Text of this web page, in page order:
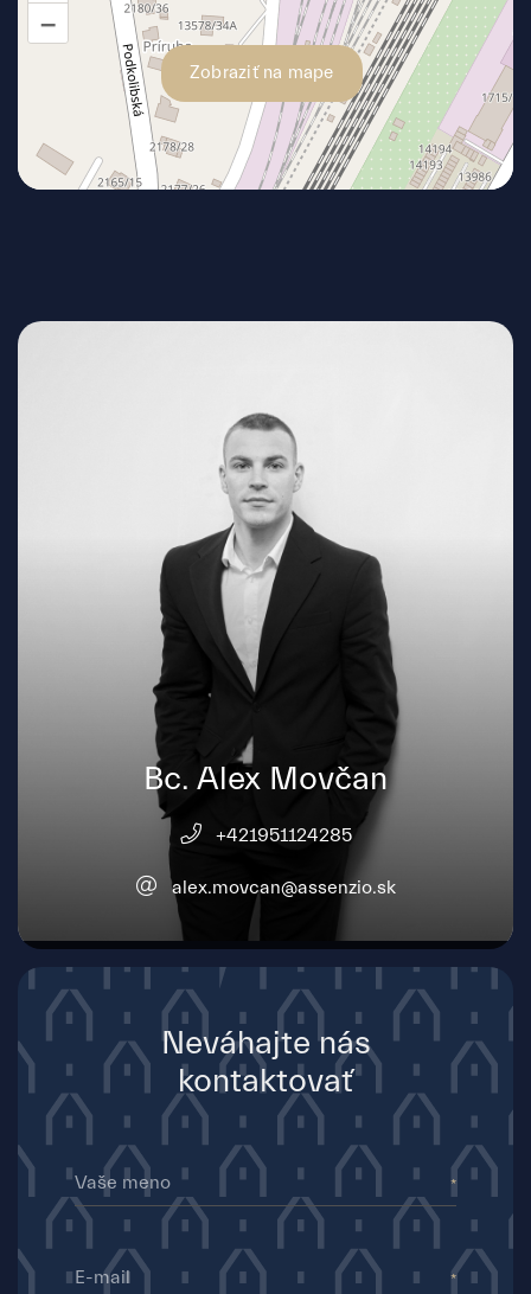
Zobraziť na mape
–
Bc. Alex Movčan
+421951124285
alex.movcan@assenzio.sk
Neváhajte nás
kontaktovať
Vaše meno
E-mail